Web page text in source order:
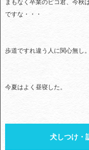
まもなく卒業のピコ君、今秋
ですな・・・
歩道ですれ違う人に関心無し。
今夏はよく昼寝した。
犬しつけ・